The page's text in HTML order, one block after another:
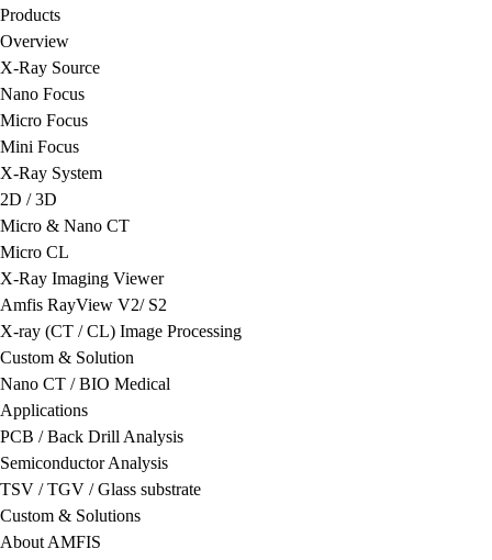
Products
Overview
X-Ray Source
Nano Focus
Micro Focus
Mini Focus
X-Ray System
2D / 3D
Micro & Nano CT
Micro CL
X-Ray Imaging Viewer
Amfis RayView V2/ S2
X-ray (CT / CL) Image Processing
Custom & Solution
Nano CT / BIO Medical
Applications
PCB / Back Drill Analysis
Semiconductor Analysis
TSV / TGV / Glass substrate
Custom & Solutions
About AMFIS